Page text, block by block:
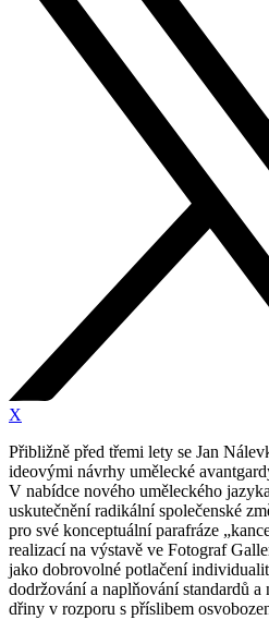
X
Přibližně před třemi lety se Jan
ideovými návrhy umělecké
V nabídce nového uměleckého
uskutečnění radikální společenské
pro své konceptuální parafráze
realizací na výstavě ve Fotograf
jako dobrovolné potlačení
dodržování a naplňování standardů
dřiny v rozporu s příslibem